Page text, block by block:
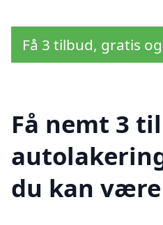
Få 3 tilbud, gratis
Få nemt 3
du kan